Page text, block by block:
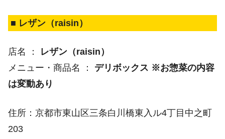
■ レザン（raisin）
店名 ： レザン（raisin）
メニュー・商品名 ： デリボックス ※お惣菜の内容
は変動あり
住所：京都市東山区三条白川橋東入ル4丁目中之町
203